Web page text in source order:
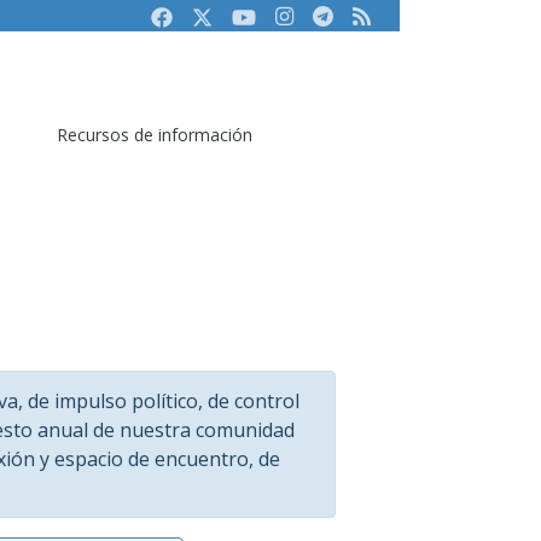
FacebookTwitterYoutubeInstagram
Telegram
RSS
Recursos de información
de impulso político, de control
anual de nuestra comunidad
y espacio de encuentro, de